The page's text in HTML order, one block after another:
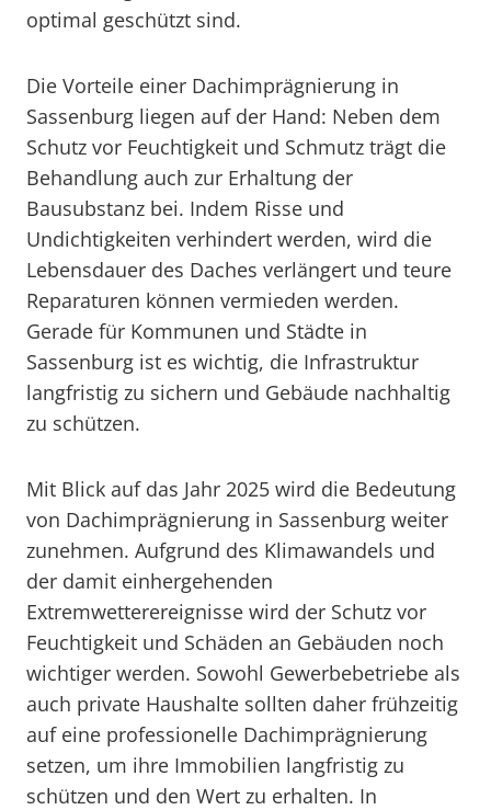
optimal geschützt sind.
Die Vorteile einer Dachimprägnierung in
Sassenburg liegen auf der Hand: Neben dem
Schutz vor Feuchtigkeit und Schmutz trägt die
Behandlung auch zur Erhaltung der
Bausubstanz bei. Indem Risse und
Undichtigkeiten verhindert werden, wird die
Lebensdauer des Daches verlängert und teure
Reparaturen können vermieden werden.
Gerade für Kommunen und Städte in
Sassenburg ist es wichtig, die Infrastruktur
langfristig zu sichern und Gebäude nachhaltig
zu schützen.
Mit Blick auf das Jahr 2025 wird die Bedeutung
von Dachimprägnierung in Sassenburg weiter
zunehmen. Aufgrund des Klimawandels und
der damit einhergehenden
Extremwetterereignisse wird der Schutz vor
Feuchtigkeit und Schäden an Gebäuden noch
wichtiger werden. Sowohl Gewerbebetriebe als
auch private Haushalte sollten daher frühzeitig
auf eine professionelle Dachimprägnierung
setzen, um ihre Immobilien langfristig zu
schützen und den Wert zu erhalten. In